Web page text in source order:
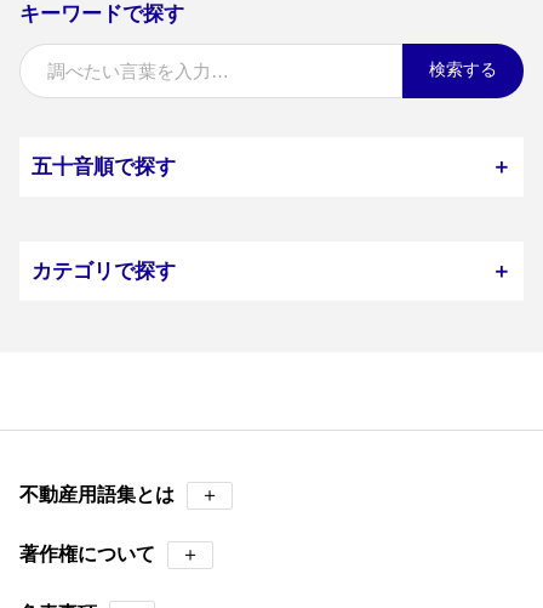
キーワードで探す
検索する
五十音順で探す ＋
カテゴリで探す ＋
不動産用語集とは ＋
著作権について ＋